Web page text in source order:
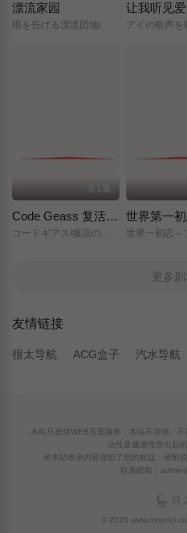
漂流家园
雨を告げる漂流団地/
让我听见
アイの歌声を
全1集
Code Geass 复活的鲁路修
更多
友情链接
很太导航 ACG盒子 汽水导航
本站只提供WEB页面服务，本站不存储、
法性及健康性所引起
若本站收录内容侵犯了您的权益，请附
联系邮箱：
© 2026